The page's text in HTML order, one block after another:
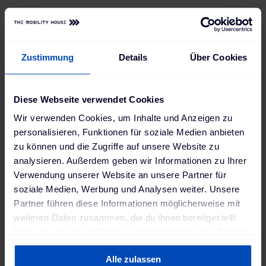
Zustimmung Details Über Cookies
Diese Webseite verwendet Cookies
Wir verwenden Cookies, um Inhalte und Anzeigen zu
personalisieren, Funktionen für soziale Medien anbieten
zu können und die Zugriffe auf unsere Website zu
analysieren. Außerdem geben wir Informationen zu Ihrer
Verwendung unserer Website an unsere Partner für
soziale Medien, Werbung und Analysen weiter. Unsere
Partner führen diese Informationen möglicherweise mit
weiteren Daten zusammen, die du ihnen bereitgestellt
gesammelt haben. Weitere Informationen findest du in
Datenschutzerklärungund unserem
Alle zulassen
Bidirektionales Laden: Herbert
Diess im electrive-Interview
Herbert Diess, Verwaltungsratschef von The
Zum Video-Interview